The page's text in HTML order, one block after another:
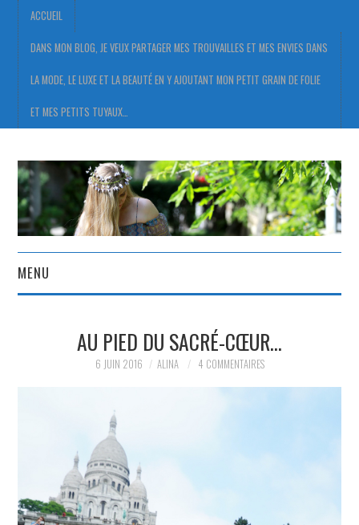
ACCUEIL
DANS MON BLOG, JE VEUX PARTAGER MES TROUVAILLES ET MES ENVIES DANS
LA MODE, LE LUXE ET LA BEAUTÉ EN Y AJOUTANT MON PETIT GRAIN DE FOLIE
ET MES PETITS TUYAUX…
MENU
DANS MON BLOG, JE VEUX
TROUVAILLES ET MES
ENVIES DANS LA MODE, LE
LUXE ET LA BEAUTÉ EN Y
AU PIED DU SACRÉ-CŒUR…
6 JUIN 2016 ALINA 4 COMMENTAIRES